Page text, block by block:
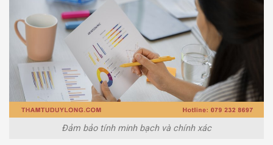
Đảm bảo tính minh bạch và chính xác